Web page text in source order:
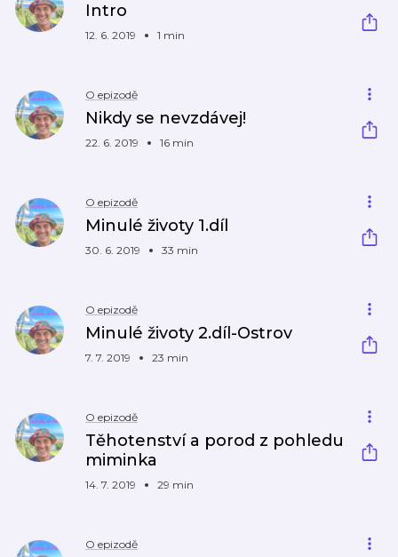
Intro
12. 6. 2019 1 min
O epizodě
Nikdy se nevzdávej!
22. 6. 2019 16 min
O epizodě
Minulé životy 1.díl
30. 6. 2019 33 min
O epizodě
Minulé životy 2.díl-Ostrov
7. 7. 2019 23 min
O epizodě
Těhotenství a porod z pohledu
miminka
14. 7. 2019 29 min
O epizodě